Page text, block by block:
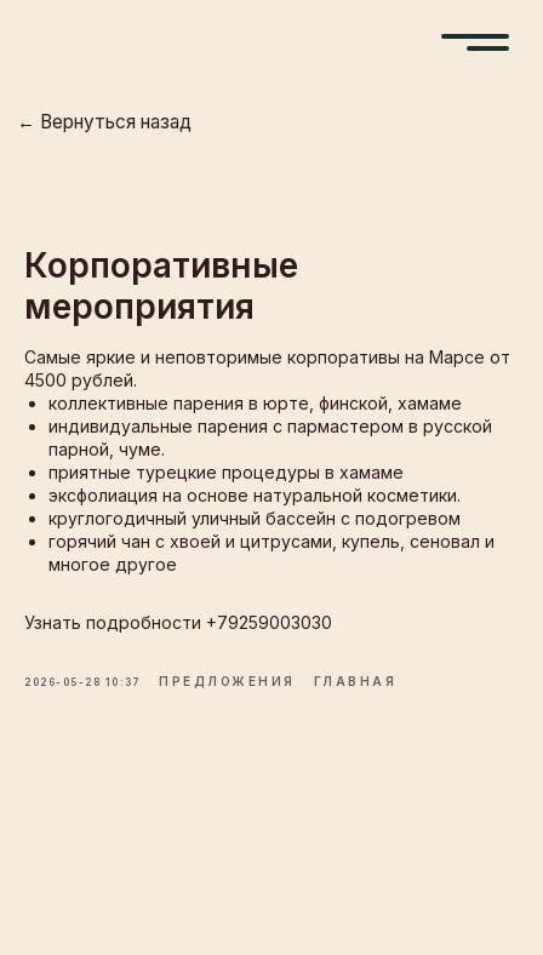
Корпоративные
мероприятия
Самые яркие и неповторимые корпоративы на Марсе от
4500 рублей.
коллективные парения в юрте, финской, хамаме
индивидуальные парения с пармастером в русской
парной, чуме.
приятные турецкие процедуры в хамаме
эксфолиация на основе натуральной косметики.
круглогодичный уличный бассейн с подогревом
горячий чан с хвоей и цитрусами, купель, сеновал и
многое другое
Узнать подробности +79259003030
2026-05-28 10:37 ПРЕДЛОЖЕНИЯ ГЛАВНАЯ